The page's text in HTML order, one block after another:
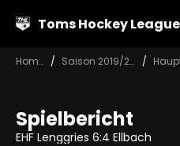
Toms Hockey League
Home Saison 2019/20
Spielbericht
EHF Lenggries 6:4 Ellbach